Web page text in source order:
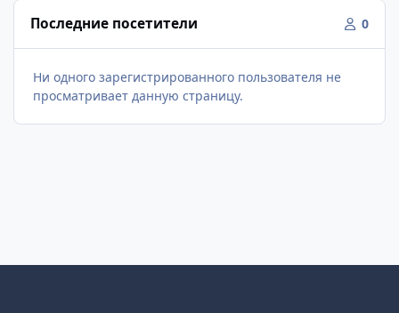
Последние посетители 0
Ни одного зарегистрированного пользователя не
просматривает данную страницу.